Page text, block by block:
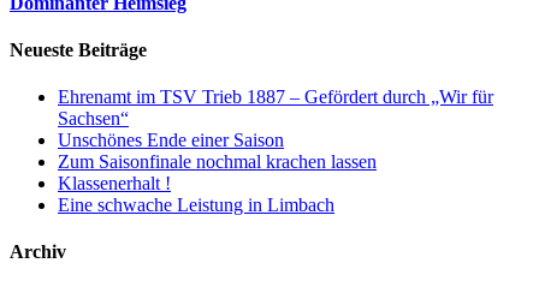
Neueste Beiträge
Ehrenamt im TSV Trieb 1887 – Gefördert durch „Wir für
Sachsen“
Unschönes Ende einer Saison
Zum Saisonfinale nochmal krachen lassen
Klassenerhalt !
Eine schwache Leistung in Limbach
Archiv